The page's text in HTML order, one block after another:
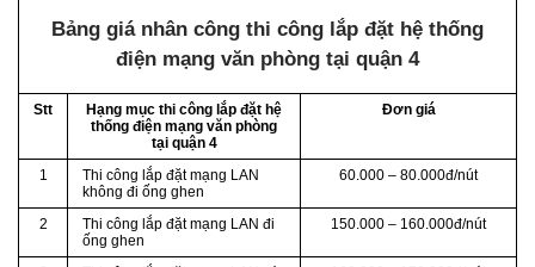
Bảng giá nhân công thi công lắp đặt hệ thống
điện mạng văn phòng tại quận 4
Stt
Hạng mục thi công lắp đặt hệ
thống điện mạng văn phòng
tại quận 4
Đơn giá
1
Thi công lắp đặt mạng LAN
không đi ống ghen
60.000 – 80.000đ/nút
2
Thi công lắp đặt mạng LAN đi
ống ghen
150.000 – 160.000đ/nút